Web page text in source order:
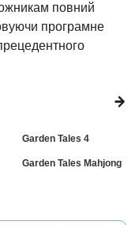
повний
програмне
Garden Tales 4
Garden Tales Mahjong